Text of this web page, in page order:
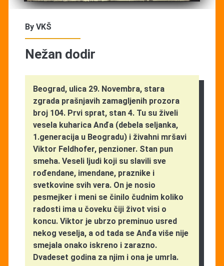
By VKŠ
Nežan dodir
Beograd, ulica 29. Novembra, stara
zgrada prašnjavih zamagljenih prozora
broj 104. Prvi sprat, stan 4. Tu su živeli
vesela kuharica Anđa (debela seljanka,
1.generacija u Beogradu) i živahni mršavi
Viktor Feldhofer, penzioner. Stan pun
smeha. Veseli ljudi koji su slavili sve
rođendane, imendane, praznike i
svetkovine svih vera. On je nosio
pesmejker i meni se činilo čudnim koliko
radosti ima u čoveku čiji život visi o
koncu. Viktor je ubrzo preminuo usred
nekog veselja, a od tada se Anđa više nije
smejala onako iskreno i zarazno.
Dvadeset godina za njim i ona je umrla.